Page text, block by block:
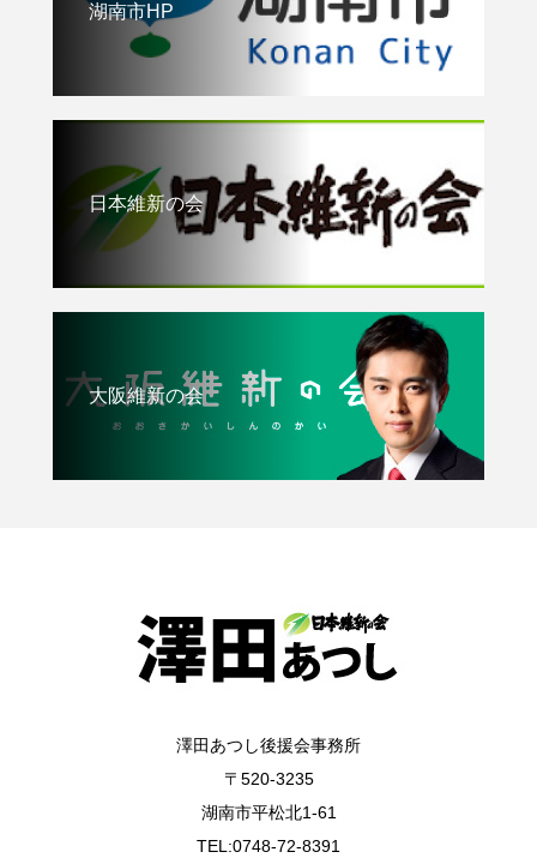
湖南市HP
日本維新の会
大阪維新の会
澤田あつし後援会事務所
〒520-3235
湖南市平松北1-61
TEL:0748-72-8391